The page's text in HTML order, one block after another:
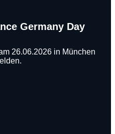
Germany Day
26.06.2026 in München